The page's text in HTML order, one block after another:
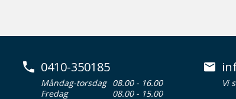
0410-350185
Måndag-torsdag 08.00 - 16.00
Fredag
08.00 - 15.00
Vi